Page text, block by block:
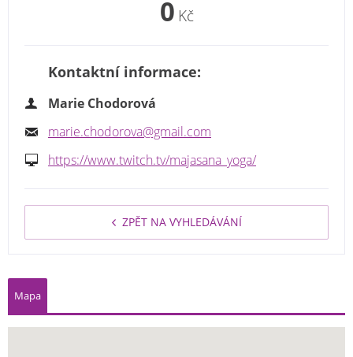
0 Kč
Kontaktní informace:
Marie Chodorová
marie.chodorova@gmail.com
https://www.twitch.tv/majasana_yoga/
ZPĚT NA VYHLEDÁVÁNÍ
Mapa